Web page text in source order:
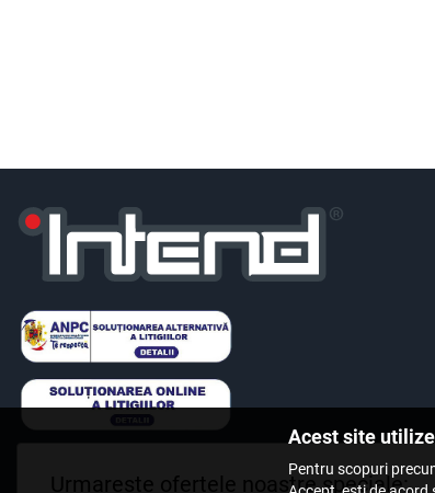
Urmareste ofertele noastre speciale:
Acest site
Pentru scopuri